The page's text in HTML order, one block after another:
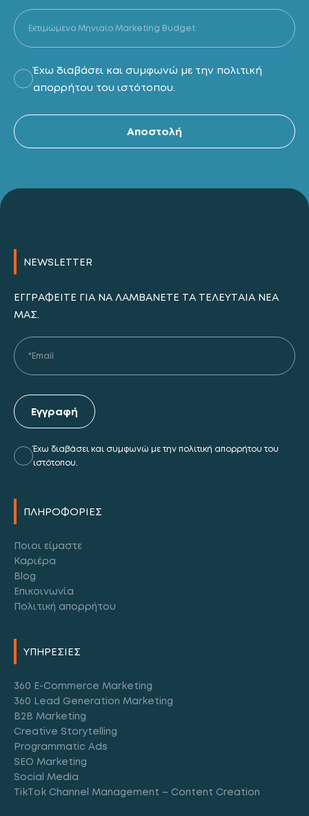
Έχω διαβάσει και συμφωνώ με την πολιτική
απορρήτου του ιστότοπου.
Αποστολή
NEWSLETTER
ΕΓΓΡΑΦΕΊΤΕ ΓΙΑ ΝΑ ΛΑΜΒΆΝΕΤΕ ΤΑ ΤΕΛΕΥΤΑΊΑ ΝΈΑ
ΜΑΣ.
Εγγραφή
Έχω διαβάσει και συμφωνώ με την πολιτική απορρήτου του
ιστότοπου.
Alternative:
ΠΛΗΡΟΦΟΡΙΕΣ
Ποιοι είμαστε
Καριέρα
Blog
Επικοινωνία
Πολιτική απορρήτου
ΥΠΗΡΕΣΙΕΣ
360 E-Commerce Marketing
360 Lead Generation Marketing
B2B Marketing
Creative Storytelling
Programmatic Ads
SEO Marketing
Social Media
TikTok Channel Management – Content Creation